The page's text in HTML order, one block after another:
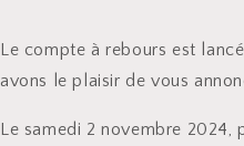
Le compte à rebours est
avons le plaisir de vous
Le samedi 2 novembre 2024,